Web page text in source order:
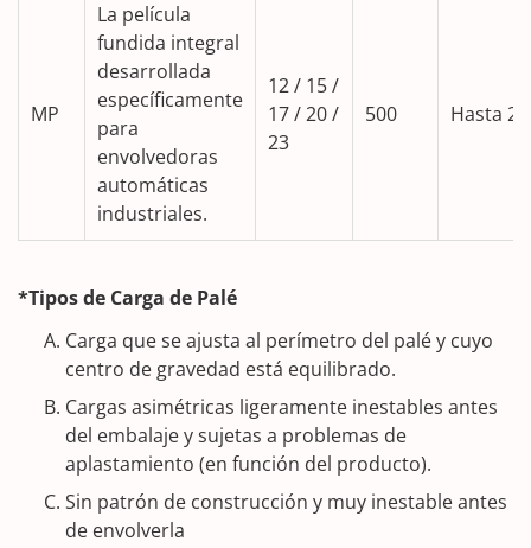
MP
La película
fundida integral
desarrollada
específicamente
para
envolvedoras
automáticas
industriales.
12 / 15 /
17 / 20 /
23
500 Hasta
*Tipos de Carga de Palé
Carga que se ajusta al perímetro del palé y cuyo
centro de gravedad está equilibrado.
Cargas asimétricas ligeramente inestables antes
del embalaje y sujetas a problemas de
aplastamiento (en función del producto).
Sin patrón de construcción y muy inestable antes
de envolverla